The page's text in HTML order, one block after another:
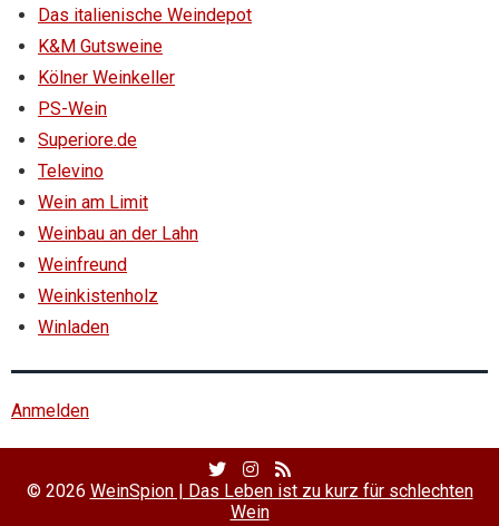
Das italienische Weindepot
K&M Gutsweine
Kölner Weinkeller
PS-Wein
Superiore.de
Televino
Wein am Limit
Weinbau an der Lahn
Weinfreund
Weinkistenholz
Winladen
Anmelden
Twitter
Profile
Facebook
Profile
RSS
Feed
© 2026 WeinSpion | Das Leben ist zu kurz für schlechten
Wein